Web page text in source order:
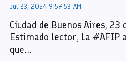
Jul 23, 2024 9:57:53 AM
Ciudad de Buenos Aires, 23
Estimado lector, La #AFIP
que...